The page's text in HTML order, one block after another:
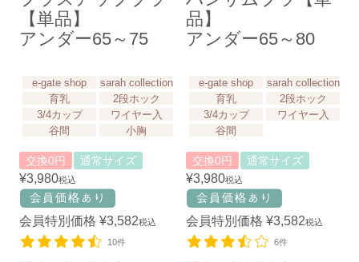
【単品】
アンダー65～75
e-gate shop
sarah collection
育乳
2段ホック
3/4カップ
ワイヤー入
谷間
小胸
交換0円 通常サイズ
¥3,980税込
会員特別価格 ¥3,582税込
10件
品】
アンダー65～80
e-gate shop
sarah collection
育乳
2段ホック
3/4カップ
ワイヤー入
谷間
交換0円 通常サイズ
¥3,980税込
会員特別価格 ¥3,582税込
6件